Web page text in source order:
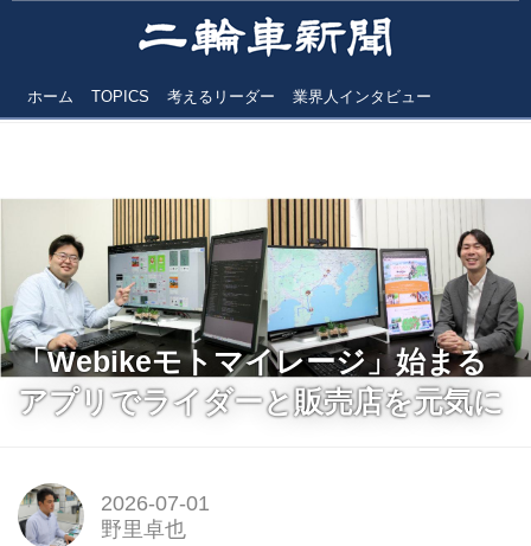
ホーム TOPICS 考えるリーダー 業界人インタビュー
「Webikeモトマイレージ」始まる
アプリでライダーと販売店を元気に
2026-07-01
野里卓也